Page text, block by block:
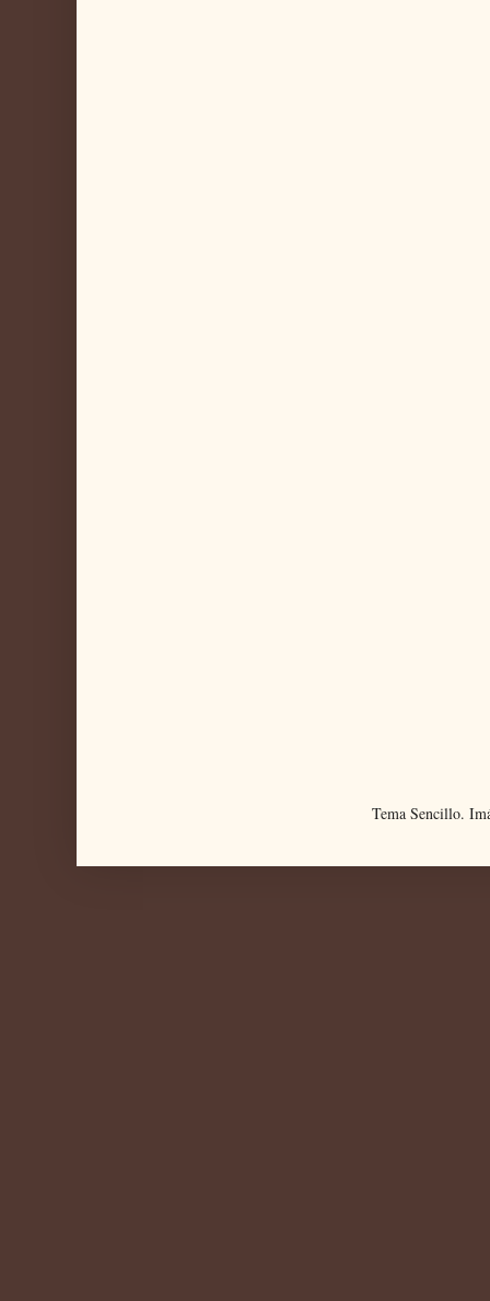
Tema Sencillo.